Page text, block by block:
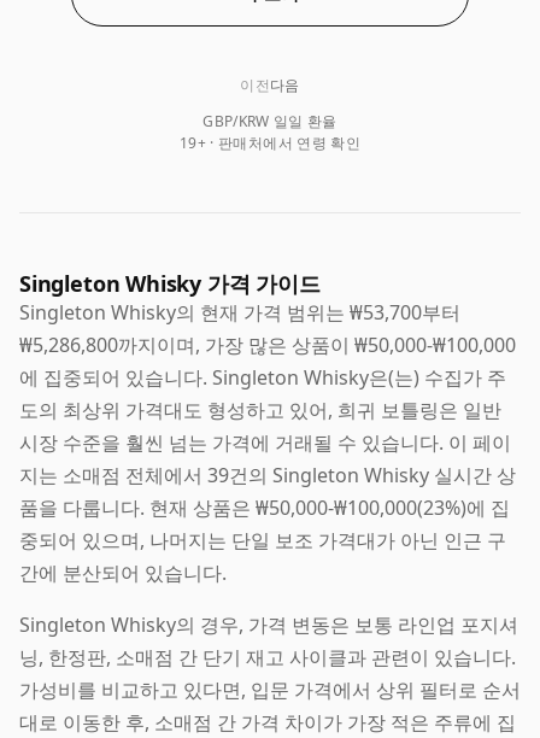
GBP/KRW 일일 환율
19+ · 판매처에서 연령 확인
이전다음
Singleton Whisky 가격 가이드
Singleton Whisky의 현재 가격 범위는 ₩53,700부터
₩5,286,800까지이며, 가장 많은 상품이 ₩50,000-₩100,000
에 집중되어 있습니다. Singleton Whisky은(는) 수집가 주
도의 최상위 가격대도 형성하고 있어, 희귀 보틀링은 일반
시장 수준을 훨씬 넘는 가격에 거래될 수 있습니다. 이 페이
지는 소매점 전체에서 39건의 Singleton Whisky 실시간 상
품을 다룹니다. 현재 상품은 ₩50,000-₩100,000(23%)에 집
중되어 있으며, 나머지는 단일 보조 가격대가 아닌 인근 구
간에 분산되어 있습니다.
Singleton Whisky의 경우, 가격 변동은 보통 라인업 포지셔
닝, 한정판, 소매점 간 단기 재고 사이클과 관련이 있습니다.
가성비를 비교하고 있다면, 입문 가격에서 상위 필터로 순서
대로 이동한 후, 소매점 간 가격 차이가 가장 적은 주류에 집